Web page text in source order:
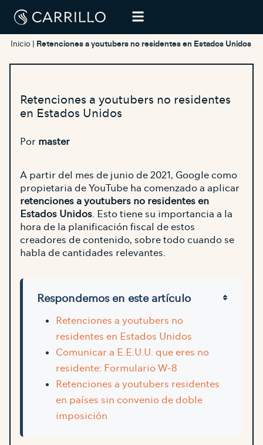
Inicio Retenciones a youtubers no residentes en Estados Unidos
Retenciones a youtubers no residentes
en Estados Unidos
Por master
A partir del mes de junio de 2021, Google como
propietaria de YouTube ha comenzado a aplicar
retenciones a youtubers no residentes en
Estados Unidos. Esto tiene su importancia a la
hora de la planificación fiscal de estos
creadores de contenido, sobre todo cuando se
habla de cantidades relevantes.
Respondemos en este artículo
Retenciones a youtubers no
residentes en Estados Unidos
Comunicar a E.E.U.U. que eres no
residente: Formulario W-8
Retenciones a youtubers residentes
en países sin convenio de doble
imposición